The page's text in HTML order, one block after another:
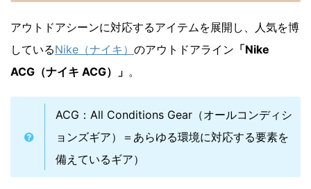
アウトドアシーンに対応するアイテムを展開し、人気を博
しているNike（ナイキ） のアウトドアライン 「Nike
ACG（ナイキ ACG）」 。
ACG：All Conditions Gear（オールコンディシ
ョンズギア）＝あらゆる環境に対応する要素を
備えているギア）